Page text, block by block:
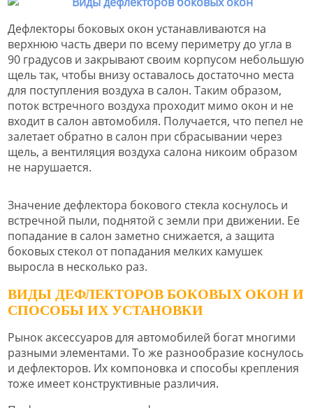
Дефлекторы боковых окон устанавливаются на
верхнюю часть двери по всему периметру до угла в
90 градусов и закрывают своим корпусом небольшую
щель так, чтобы внизу оставалось достаточно места
для поступления воздуха в салон. Таким образом,
поток встречного воздуха проходит мимо окон и не
входит в салон автомобиля. Получается, что пепел не
залетает обратно в салон при сбрасывании через
щель, а вентиляция воздуха салона никоим образом
не нарушается.
Значение дефлектора бокового стекла коснулось и
встречной пыли, поднятой с земли при движении. Ее
попадание в салон заметно снижается, а защита
боковых стекол от попадания мелких камушек
выросла в несколько раз.
ВИДЫ ДЕФЛЕКТОРОВ БОКОВЫХ ОКОН И
СПОСОБЫ ИХ УСТАНОВКИ
Рынок аксессуаров для автомобилей богат многими
разными элементами. То же разнообразие коснулось
и дефлекторов. Их компоновка и способы крепления
тоже имеет конструктивные различия.